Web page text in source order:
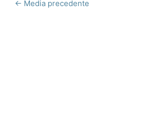
← Media precedente